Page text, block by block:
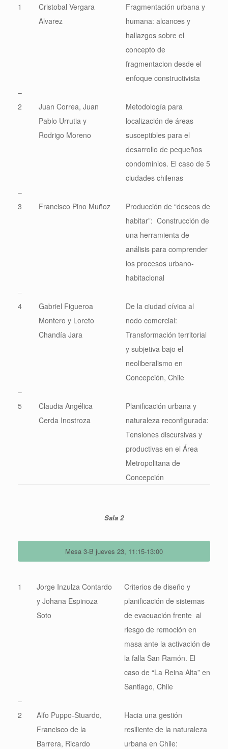
1
Cristobal Vergara
Alvarez
Fragmentación urbana y
humana: alcances y
hallazgos sobre el
concepto de
fragmentacion desde el
enfoque constructivista
–
2
Juan Correa, Juan
Pablo Urrutia y
Rodrigo Moreno
Metodología para
localización de áreas
susceptibles para el
desarrollo de pequeños
condominios. El caso de 5
ciudades chilenas
–
3
Francisco Pino Muñoz
Producción de “deseos de
habitar”: Construcción de
una herramienta de
análisis para comprender
los procesos urbano-
habitacional
–
4
Gabriel Figueroa
Montero y Loreto
Chandía Jara
De la ciudad cívica al
nodo comercial:
Transformación territorial
y subjetiva bajo el
neoliberalismo en
Concepción, Chile
–
5
Claudia Angélica
Cerda Inostroza
Planificación urbana y
naturaleza reconfigurada:
Tensiones discursivas y
productivas en el Área
Metropolitana de
Concepción
Sala 2
Mesa 3-B jueves 23, 11:15-13:00
1
Jorge Inzulza Contardo
y Johana Espinoza
Soto
Criterios de diseño y
planificación de sistemas
de evacuación frente al
riesgo de remoción en
masa ante la activación de
la falla San Ramón. El
caso de “La Reina Alta” en
Santiago, Chile
–
2
Alfo Puppo-Stuardo,
Francisco de la
Barrera, Ricardo
Hacia una gestión
resiliente de la naturaleza
urbana en Chile: